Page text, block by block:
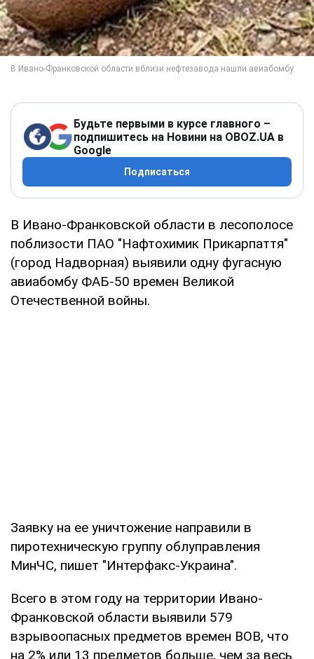
Будьте первыми в курсе главного –
подпишитесь на Новини на OBOZ.UA в
Google
Подписаться
В Ивано-Франковской области в лесополосе
поблизости ПАО "Нафтохимик Прикарпаття"
(город Надворная) выявили одну фугасную
авиабомбу ФАБ-50 времен Великой
Отечественной войны.
Заявку на ее уничтожение направили в
пиротехническую группу облуправления
МинЧС, пишет "Интерфакс-Украина".
Всего в этом году на территории Ивано-
Франковской области выявили 579
взрывоопасных предметов времен ВОВ, что
на 2% или 13 предметов больше, чем за весь